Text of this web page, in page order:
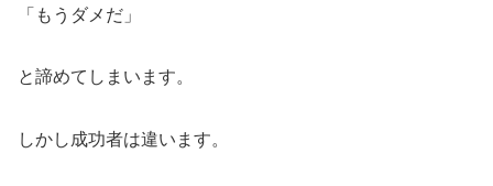
「もうダメだ」
と諦めてしまいます。
しかし成功者は違います。